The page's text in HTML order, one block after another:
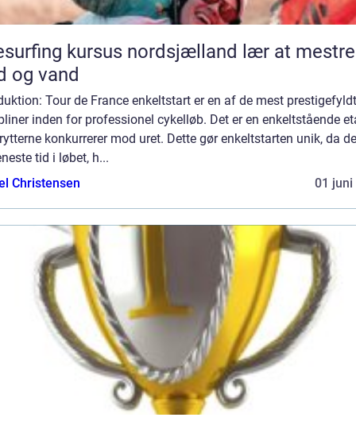
kursus nordsjælland lær at mestre
og vand
Tour de France enkeltstart er en af de mest
inden for professionel cykelløb. Det er en enkeltstående
konkurrerer mod uret. Dette gør enkeltstarten unik, da
tid i løbet, h...
Christensen
01 juni